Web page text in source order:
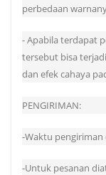
perbedaan
- Apabila terdapat
tersebut bisa
dan efek cahaya
PENGIRIMAN:
-Waktu
-Untuk pesanan